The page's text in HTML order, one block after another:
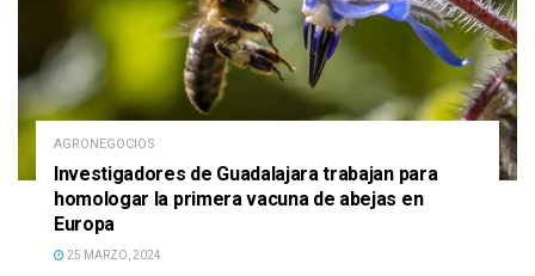
AGRONEGOCIOS
Investigadores de Guadalajara trabajan para
homologar la primera vacuna de abejas en
Europa
25 MARZO, 2024